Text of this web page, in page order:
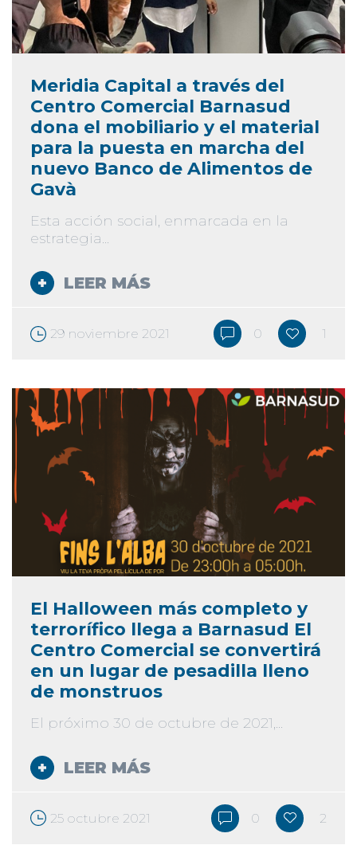
Meridia Capital a través del
Centro Comercial Barnasud
dona el mobiliario y el material
para la puesta en marcha del
nuevo Banco de Alimentos de
Gavà
Esta acción social, enmarcada en la
estrategia...
LEER MÁS
29 noviembre 2021 0 1
El Halloween más completo y
terrorífico llega a Barnasud El
Centro Comercial se convertirá
en un lugar de pesadilla lleno
de monstruos
El próximo 30 de octubre de 2021,...
LEER MÁS
25 octubre 2021 0 2